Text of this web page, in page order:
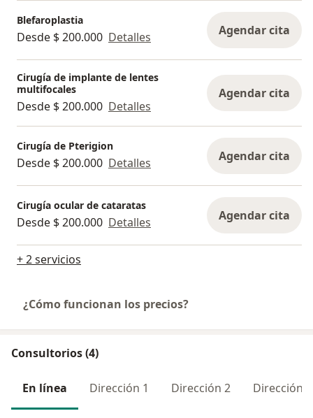
Blefaroplastia
Desde $ 200.000 Detalles Agendar cita
Cirugía de implante de lentes
multifocales
Desde $ 200.000 Detalles
Agendar cita
Cirugía de Pterigion
Desde $ 200.000 Detalles Agendar cita
Cirugía ocular de cataratas
Desde $ 200.000 Detalles Agendar cita
+ 2 servicios
¿Cómo funcionan los precios?
Consultorios (4)
En línea Dirección 1 Dirección 2 Dirección 3